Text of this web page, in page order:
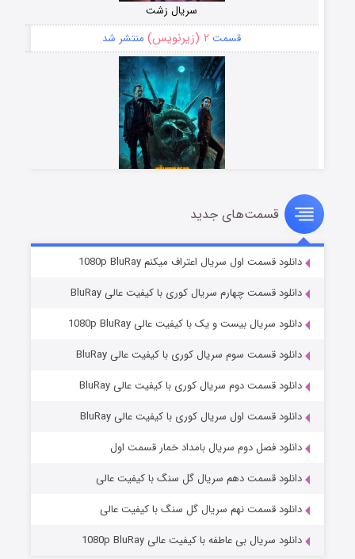
سریال زشت
قسمت ۲ (زیرنویس) منتشر شد
مردگان متحرک: شهر مرده ۳
قسمت۲ (زیرنویس) منتشر شد
شکست استوارت در نجات جهان
قسمت۷ (زیرنویس) منتشر شد
قسمت‌های جدید
دانلود قسمت اول سریال اعتراف میکنم 1080p BluRay
دانلود قسمت چهارم سریال کوری با کیفیت عالی BluRay
دانلود سریال بیست و یک با کیفیت عالی 1080p BluRay
دانلود قسمت سوم سریال کوری با کیفیت عالی BluRay
دانلود قسمت دوم سریال کوری با کیفیت عالی BluRay
دانلود قسمت اول سریال کوری با کیفیت عالی BluRay
دانلود فصل دوم سریال بامداد خمار قسمت اول
دانلود قسمت دهم سریال گل سنگ با کیفیت عالی
دانلود قسمت نهم سریال گل سنگ با کیفیت عالی
دانلود سریال بی عاطفه با کیفیت عالی 1080p BluRay